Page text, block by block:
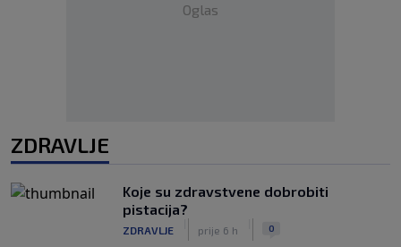
Oglas
ZDRAVLJE
Koje su zdravstvene dobrobiti
pistacija?
ZDRAVLJE prije 6 h 0